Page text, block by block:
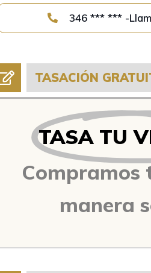
346 ***
TASACIÓN
TASA TU
Compramos
manera